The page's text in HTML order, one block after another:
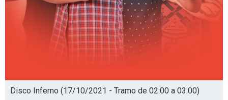
Disco Inferno (17/10/2021 - Tramo de 02:00 a 03:00)